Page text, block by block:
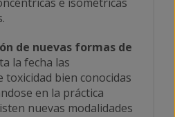
de nuevas formas de
la fecha las
toxicidad bien conocidas
en la práctica
nuevas modalidades